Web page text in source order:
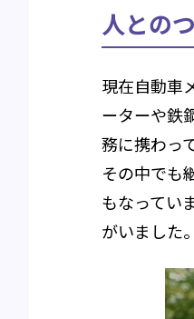
人との
現在自動車
ーターや鉄
務に携わっ
その中でも
もなってい
がいました